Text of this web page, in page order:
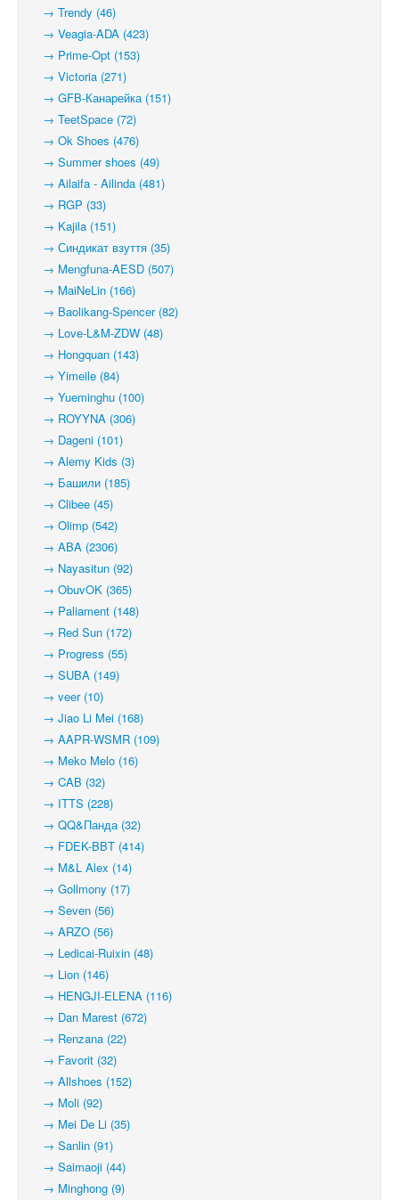
→ Trendy (46)
→ Veagia-ADA (423)
→ Prime-Opt (153)
→ Victoria (271)
→ GFB-Канарейка (151)
→ TeetSpace (72)
→ Ok Shoes (476)
→ Summer shoes (49)
→ Ailaifa - Ailinda (481)
→ RGP (33)
→ Kajila (151)
→ Синдикат взуття (35)
→ Mengfuna-AESD (507)
→ MaiNeLin (166)
→ Baolikang-Spencer (82)
→ Love-L&M-ZDW (48)
→ Hongquan (143)
→ Yimeile (84)
→ Yueminghu (100)
→ ROYYNA (306)
→ Dageni (101)
→ Alemy Kids (3)
→ Башили (185)
→ Clibee (45)
→ Olimp (542)
→ ABA (2306)
→ Nayasitun (92)
→ ObuvOK (365)
→ Paliament (148)
→ Red Sun (172)
→ Progress (55)
→ SUBA (149)
→ veer (10)
→ Jiao Li Mei (168)
→ AAPR-WSMR (109)
→ Meko Melo (16)
→ CAB (32)
→ ITTS (228)
→ QQ&Панда (32)
→ FDEK-BBT (414)
→ M&L Alex (14)
→ Gollmony (17)
→ Seven (56)
→ ARZO (56)
→ Ledicai-Ruixin (48)
→ Lion (146)
→ HENGJI-ELENA (116)
→ Dan Marest (672)
→ Renzana (22)
→ Favorit (32)
→ Allshoes (152)
→ Moli (92)
→ Mei De Li (35)
→ Sanlin (91)
→ Saimaoji (44)
→ Minghong (9)